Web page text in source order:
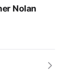
Nolan